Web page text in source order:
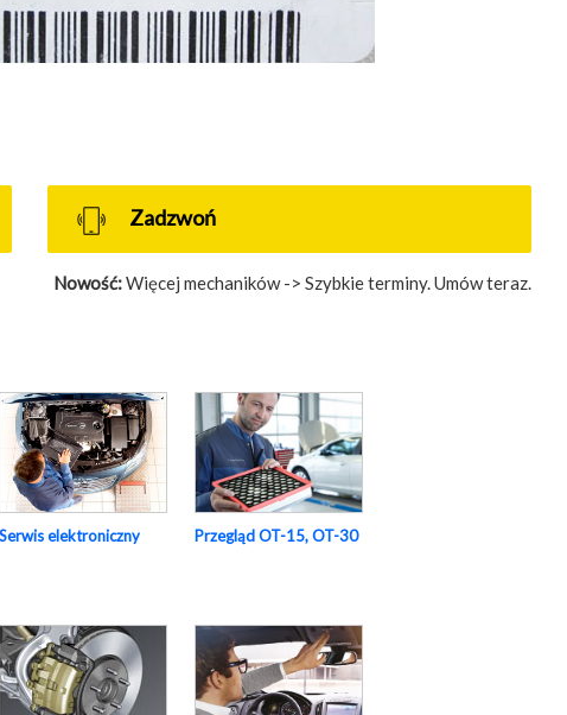
Zadzwoń
Nowość:Więcej mechaników -> Szybkie terminy. Umów teraz.
Serwis elektroniczny Przegląd OT-15, OT-30